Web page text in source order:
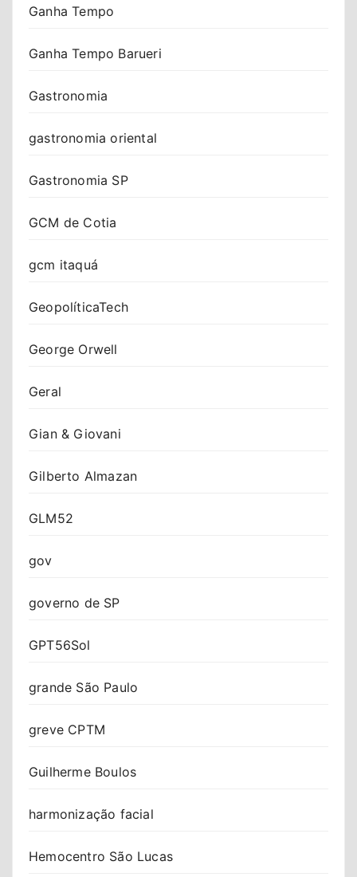
Ganha Tempo
Ganha Tempo Barueri
Gastronomia
gastronomia oriental
Gastronomia SP
GCM de Cotia
gcm itaquá
GeopolíticaTech
George Orwell
Geral
Gian & Giovani
Gilberto Almazan
GLM52
gov
governo de SP
GPT56Sol
grande São Paulo
greve CPTM
Guilherme Boulos
harmonização facial
Hemocentro São Lucas